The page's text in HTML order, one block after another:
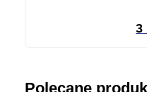
3
Polecane